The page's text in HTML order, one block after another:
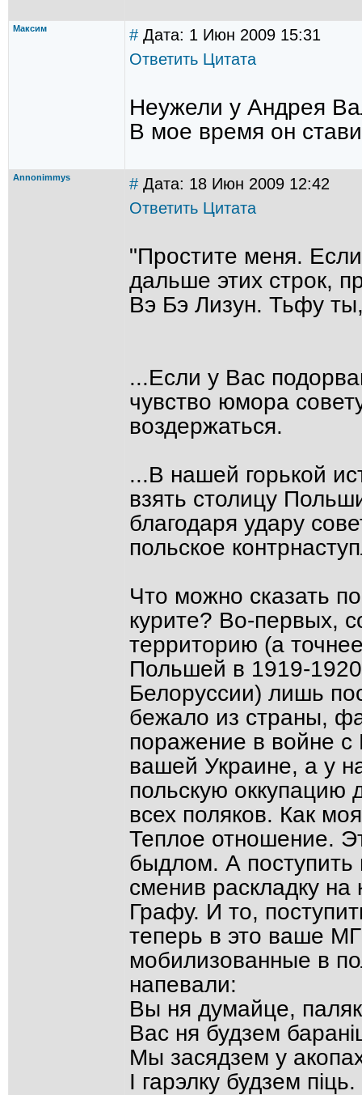
Максим # Дата: 1 Июн 2009 15:31
Ответить Цитата
Неужели у Андрея
В мое время он
Annonimmys # Дата: 18 Июн 2009 12:42
Ответить Цитата
"Простите меня.
дальше этих строк,
Вэ Бэ Лизун. Тьфу
...Если у Вас
чувство юмора
воздержаться.
...В нашей горькой
взять столицу
благодаря удару
польское
Что можно сказать
курите? Во-первых,
территорию (а
Польшей в 1919-
Белоруссии) лишь
бежало из страны,
поражение в войне
вашей Украине, а у
польскую оккупацию
всех поляков. Как
Теплое отношение.
быдлом. А
сменив раскладку
Графу. И то,
теперь в это ваше
мобилизованные в
напевали:
Вы ня думайце,
Вас ня будзем
Мы засядзем у
I гарэлку будзем пiць.